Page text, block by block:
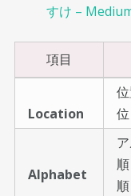
すけ –
項目
Location
位
Alphabet
順